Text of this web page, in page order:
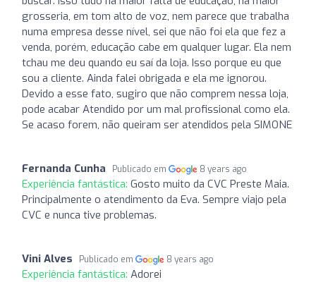
grosseria, em tom alto de voz, nem parece que trabalha
numa empresa desse nível, sei que não foi ela que fez a
venda, porém, educação cabe em qualquer lugar. Ela nem
tchau me deu quando eu saí da loja. Isso porque eu que
sou a cliente. Ainda falei obrigada e ela me ignorou.
Devido a esse fato, sugiro que não comprem nessa loja,
pode acabar Atendido por um mal profissional como ela.
Se acaso forem, não queiram ser atendidos pela SIMONE
Fernanda Cunha Publicado em 8 years ago
Experiência fantástica: Gosto muito da CVC Preste Maia.
Principalmente o atendimento da Eva. Sempre viajo pela
CVC e nunca tive problemas.
Vini Alves Publicado em 8 years ago
Experiência fantástica: Adorei